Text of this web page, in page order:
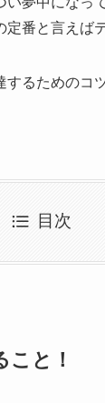
番と言えば
るためのコ
目次
と！